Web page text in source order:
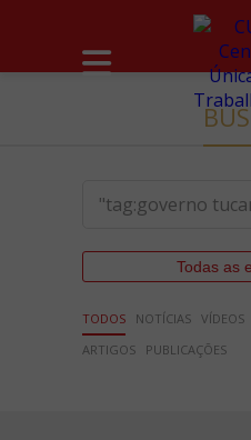
Todas as
TODOS NOTÍCIAS VÍDEOS
ARTIGOS
PUBLICAÇÕES